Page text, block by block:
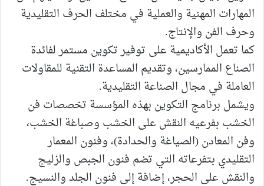
المهارات المهنية والعملية في مختلف الحرف التقليدية
وحرف الفن والإنتاج.
كما تعمل الأكاديمية على توفير تكوين مستمر لفائدة
الصناع الممارسين، وتقديم المساعدة التقنية للمقاولات
العاملة في مجال الصناعة التقليدية.
ويشمل برنامج التكوين بهذه المؤسسة تخصصات فن
الخشب بفرعيه النقش على الخشب وصباغة الخشب،
وفن المعادن (الصياغة والحدادة)، وفنون المعمار
التقليدي بتفرعاته التي تضم فنون الجبص والزليج
والنقش على الحجر، إضافة إلى فنون الجلد والنسيج.